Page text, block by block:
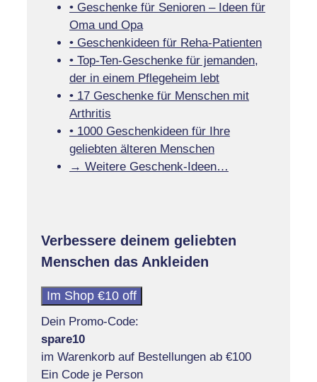
• Geschenke für Senioren – Ideen für
Oma und Opa
• Geschenkideen für Reha-Patienten
• Top-Ten-Geschenke für jemanden,
der in einem Pflegeheim lebt
• 17 Geschenke für Menschen mit
Arthritis
• 1000 Geschenkideen für Ihre
geliebten älteren Menschen
→ Weitere Geschenk-Ideen…
Verbessere deinem geliebten
Menschen das Ankleiden
Im Shop €10 off
Dein Promo-Code:
spare10
im Warenkorb auf Bestellungen ab €100
Ein Code je Person